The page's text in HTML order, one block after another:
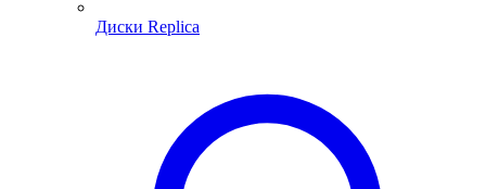
Диски Replica